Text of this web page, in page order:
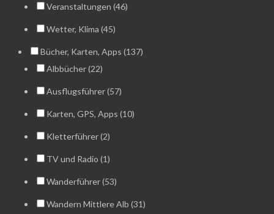
Veranstaltungen (46)
Wetter, Klima (45)
Bücher, Karten, Apps (137)
Albbücher (22)
Ausflugsführer (57)
Karten, GPS, Apps (10)
Kletterführer (2)
TV und Radio (1)
Wanderführer (53)
Wandern Mittlere Alb (31)